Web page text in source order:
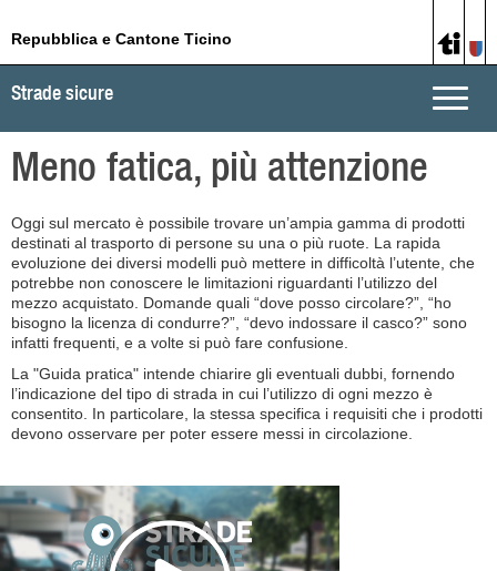
Repubblica e Cantone Ticino
Toggle
Strade sicure
Meno fatica, più attenzione
Oggi sul mercato è possibile trovare un’ampia gamma di prodotti
destinati al trasporto di persone su una o più ruote. La rapida
evoluzione dei diversi modelli può mettere in difficoltà l’utente, che
potrebbe non conoscere le limitazioni riguardanti l’utilizzo del
mezzo acquistato. Domande quali “dove posso circolare?”, “ho
bisogno la licenza di condurre?”, “devo indossare il casco?” sono
infatti frequenti, e a volte si può fare confusione.
La "Guida pratica" intende chiarire gli eventuali dubbi, fornendo
l’indicazione del tipo di strada in cui l’utilizzo di ogni mezzo è
consentito. In particolare, la stessa specifica i requisiti che i prodotti
devono osservare per poter essere messi in circolazione.